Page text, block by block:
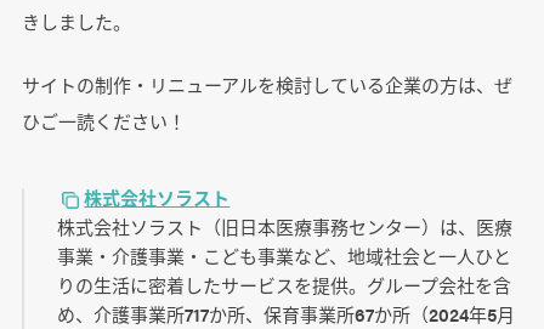
きしました。
サイトの制作・リニューアルを検討している企業の方は、ぜ
ひご一読ください！
株式会社ソラスト
株式会社ソラスト（旧日本医療事務センター）は、医療
事業・介護事業・こども事業など、地域社会と一人ひと
りの生活に密着したサービスを提供。グループ会社を含
め、介護事業所717か所、保育事業所67か所（2024年5月